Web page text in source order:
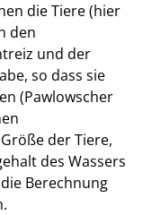
die Tiere (hier
den
und der
so dass sie
(Pawlowscher
der Tiere,
des Wassers
Berechnung